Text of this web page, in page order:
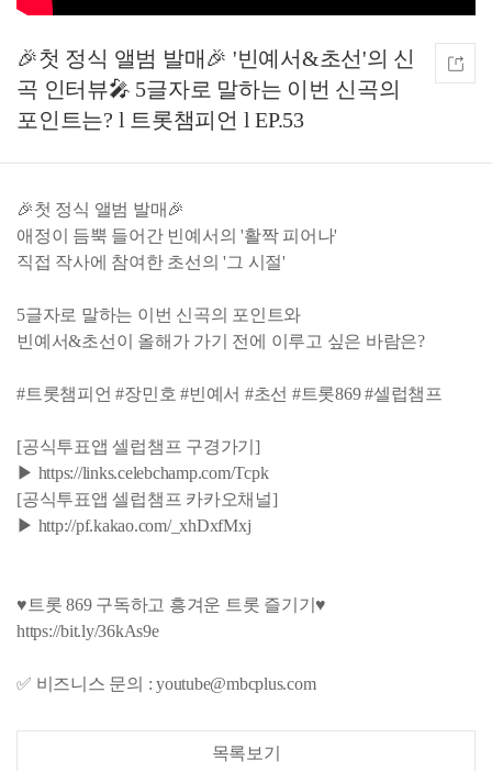
🎉첫 정식 앨범 발매🎉 '빈예서&초선'의 신
곡 인터뷰🎤 5글자로 말하는 이번 신곡의
포인트는? l 트롯챔피언 l EP.53
🎉첫 정식 앨범 발매🎉
애정이 듬뿍 들어간 빈예서의 '활짝 피어나'
직접 작사에 참여한 초선의 '그 시절'
5글자로 말하는 이번 신곡의 포인트와
빈예서&초선이 올해가 가기 전에 이루고 싶은 바람은?
#트롯챔피언 #장민호 #빈예서 #초선 #트롯869 #셀럽챔프
[공식투표앱 셀럽챔프 구경가기]
▶ https://links.celebchamp.com/Tcpk
[공식투표앱 셀럽챔프 카카오채널]
▶ http://pf.kakao.com/_xhDxfMxj
♥트롯 869 구독하고 흥겨운 트롯 즐기기♥
https://bit.ly/36kAs9e
✅ 비즈니스 문의 : youtube@mbcplus.com
목록보기